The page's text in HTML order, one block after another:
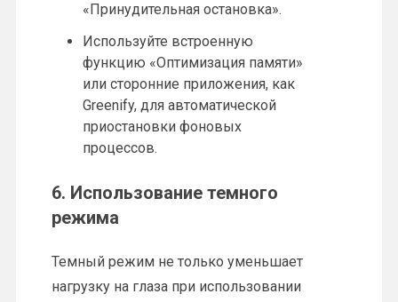
«Принудительная остановка».
Используйте встроенную
функцию «Оптимизация памяти»
или сторонние приложения, как
Greenify, для автоматической
приостановки фоновых
процессов.
6. Использование темного
режима
Темный режим не только уменьшает
нагрузку на глаза при использовании